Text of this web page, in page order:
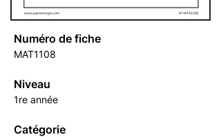
Numéro de fiche
MAT1108
Niveau
1re année
Catégorie